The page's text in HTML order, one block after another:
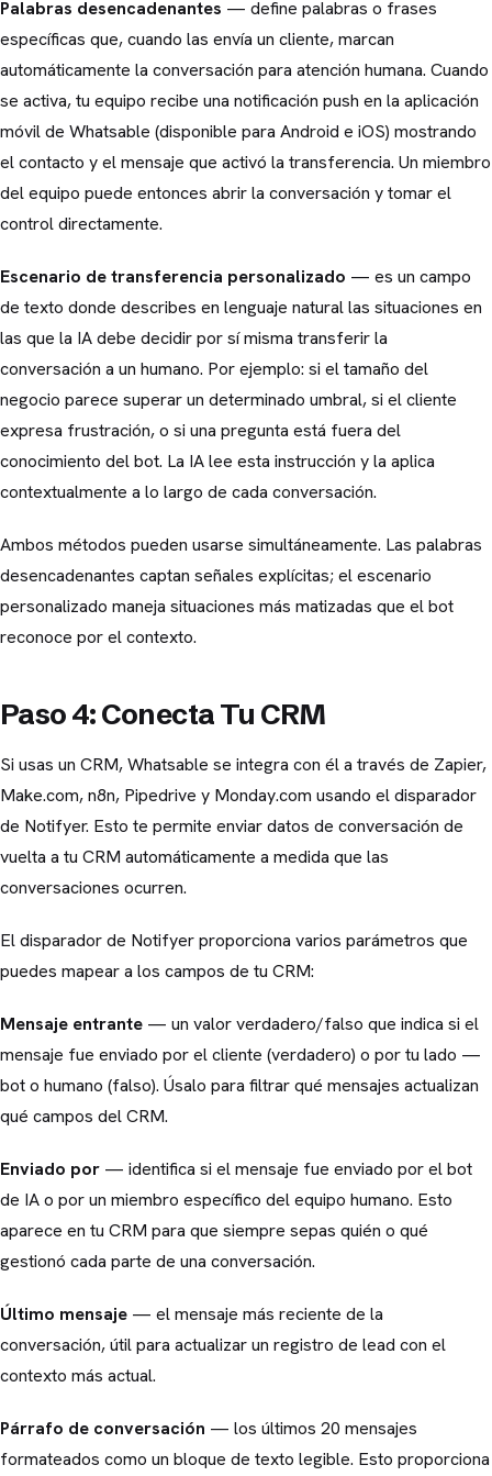
Palabras desencadenantes — define palabras o frases
específicas que, cuando las envía un cliente, marcan
automáticamente la conversación para atención humana. Cuando
se activa, tu equipo recibe una notificación push en la aplicación
móvil de Whatsable (disponible para Android e iOS) mostrando
el contacto y el mensaje que activó la transferencia. Un miembro
del equipo puede entonces abrir la conversación y tomar el
control directamente.
Escenario de transferencia personalizado — es un campo
de texto donde describes en lenguaje natural las situaciones en
las que la IA debe decidir por sí misma transferir la
conversación a un humano. Por ejemplo: si el tamaño del
negocio parece superar un determinado umbral, si el cliente
expresa frustración, o si una pregunta está fuera del
conocimiento del bot. La IA lee esta instrucción y la aplica
contextualmente a lo largo de cada conversación.
Ambos métodos pueden usarse simultáneamente. Las palabras
desencadenantes captan señales explícitas; el escenario
personalizado maneja situaciones más matizadas que el bot
reconoce por el contexto.
Paso 4: Conecta Tu CRM
Si usas un CRM, Whatsable se integra con él a través de Zapier,
Make.com, n8n, Pipedrive y Monday.com usando el disparador
de Notifyer. Esto te permite enviar datos de conversación de
vuelta a tu CRM automáticamente a medida que las
conversaciones ocurren.
El disparador de Notifyer proporciona varios parámetros que
puedes mapear a los campos de tu CRM:
Mensaje entrante — un valor verdadero/falso que indica si el
mensaje fue enviado por el cliente (verdadero) o por tu lado —
bot o humano (falso). Úsalo para filtrar qué mensajes actualizan
qué campos del CRM.
Enviado por — identifica si el mensaje fue enviado por el bot
de IA o por un miembro específico del equipo humano. Esto
aparece en tu CRM para que siempre sepas quién o qué
gestionó cada parte de una conversación.
Último mensaje — el mensaje más reciente de la
conversación, útil para actualizar un registro de lead con el
contexto más actual.
Párrafo de conversación — los últimos 20 mensajes
formateados como un bloque de texto legible. Esto proporciona